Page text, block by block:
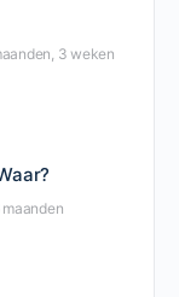
3 weken
maanden